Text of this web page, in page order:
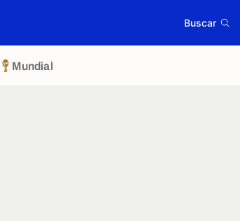
Buscar
Mundial